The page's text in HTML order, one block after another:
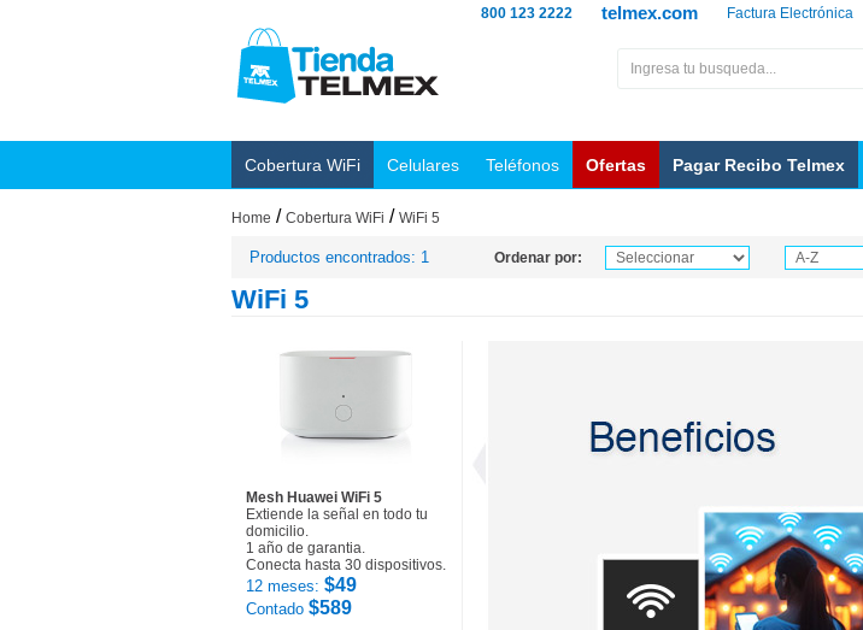
Factura Electrónica
telmex.com
800 123 2222
Cobertura WiFi Celulares Teléfonos Ofertas Pagar Recibo Telmex
Home / Cobertura WiFi / WiFi 5
Productos encontrados: 1 Ordenar por:
WiFi 5
Mesh Huawei WiFi 5
Extiende la señal en todo tu
domicilio.
1 año de garantia.
Conecta hasta 30 dispositivos.
12 meses: $49
Contado $589